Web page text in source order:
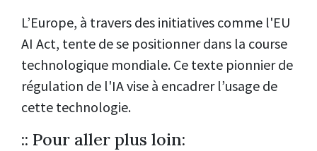
L’Europe, à travers des initiatives comme l'EU
AI Act, tente de se positionner dans la course
technologique mondiale. Ce texte pionnier de
régulation de l'IA vise à encadrer l’usage de
cette technologie.
:: Pour aller plus loin: